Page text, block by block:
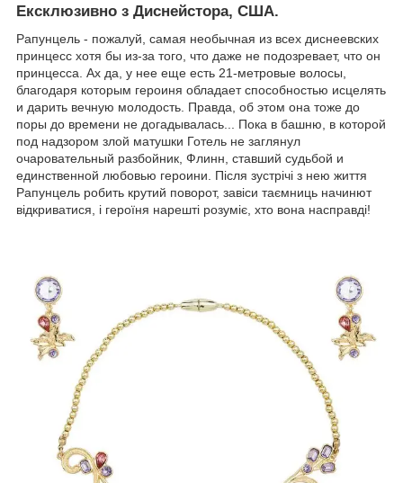
Ексклюзивно з Диснейстора, США.
Рапунцель - пожалуй, самая необычная из всех диснеевских
принцесс хотя бы из-за того, что даже не подозревает, что он
принцесса. Ах да, у нее еще есть 21-метровые волосы,
благодаря которым героиня обладает способностью исцелять
и дарить вечную молодость. Правда, об этом она тоже до
поры до времени не догадывалась... Пока в башню, в которой
под надзором злой матушки Готель не заглянул
очаровательный разбойник, Флинн, ставший судьбой и
единственной любовью героини. Після зустрічі з нею життя
Рапунцель робить крутий поворот, завіси таємниць начинют
відкриватися, і героїня нарешті розуміє, хто вона насправді!